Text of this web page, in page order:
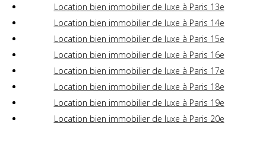
Location bien immobilier de luxe à Paris 13e
Location bien immobilier de luxe à Paris 14e
Location bien immobilier de luxe à Paris 15e
Location bien immobilier de luxe à Paris 16e
Location bien immobilier de luxe à Paris 17e
Location bien immobilier de luxe à Paris 18e
Location bien immobilier de luxe à Paris 19e
Location bien immobilier de luxe à Paris 20e